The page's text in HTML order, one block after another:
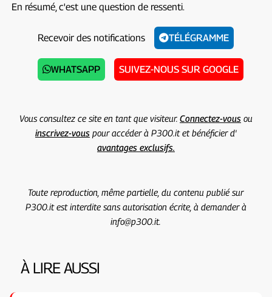
En résumé, c'est une question de ressenti.
Recevoir des notifications TÉLÉGRAMME
WHATSAPP SUIVEZ-NOUS SUR GOOGLE
Vous consultez ce site en tant que visiteur. Connectez-vousou
inscrivez-vouspour accéder à P300.it et bénéficier d'
avantages exclusifs.
Toute reproduction, même partielle, du contenu publié sur
P300.it est interdite sans autorisation écrite, à demander à
info@p300.it.
À LIRE AUSSI